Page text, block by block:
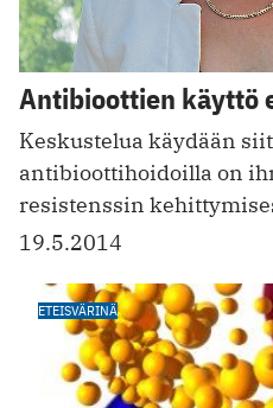
Antibioottien käyttö
Keskustelua käydään
antibioottihoidoilla on
resistenssin
19.5.2014
ETEISVÄRINÄ